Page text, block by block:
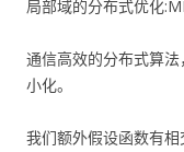
局部域的分布式优化
通信高效的分布式算
小化。
我们额外假设函数有